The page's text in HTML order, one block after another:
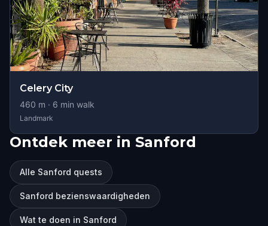
Celery City
460 m · 6 min walk
Landmark
Ontdek meer in Sanford
Alle Sanford quests
Sanford bezienswaardigheden
Wat te doen in Sanford